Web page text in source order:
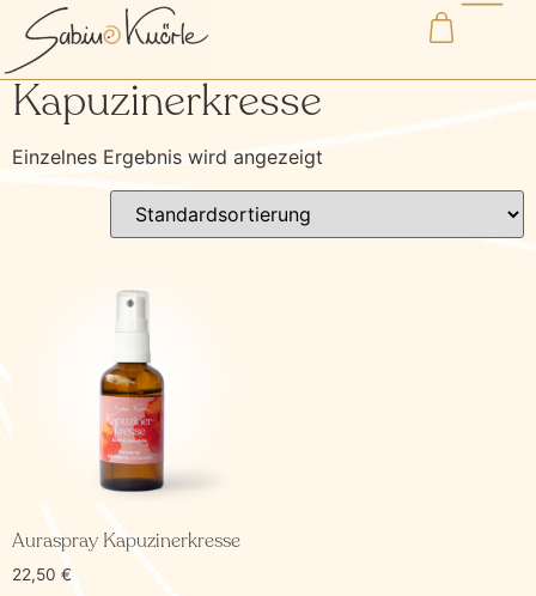
Start/ Produkte verschlagwortet mit „Kapuzinerkresse“
Kapuzinerkresse
Einzelnes Ergebnis wird angezeigt
Auraspray Kapuzinerkresse
22,50 €